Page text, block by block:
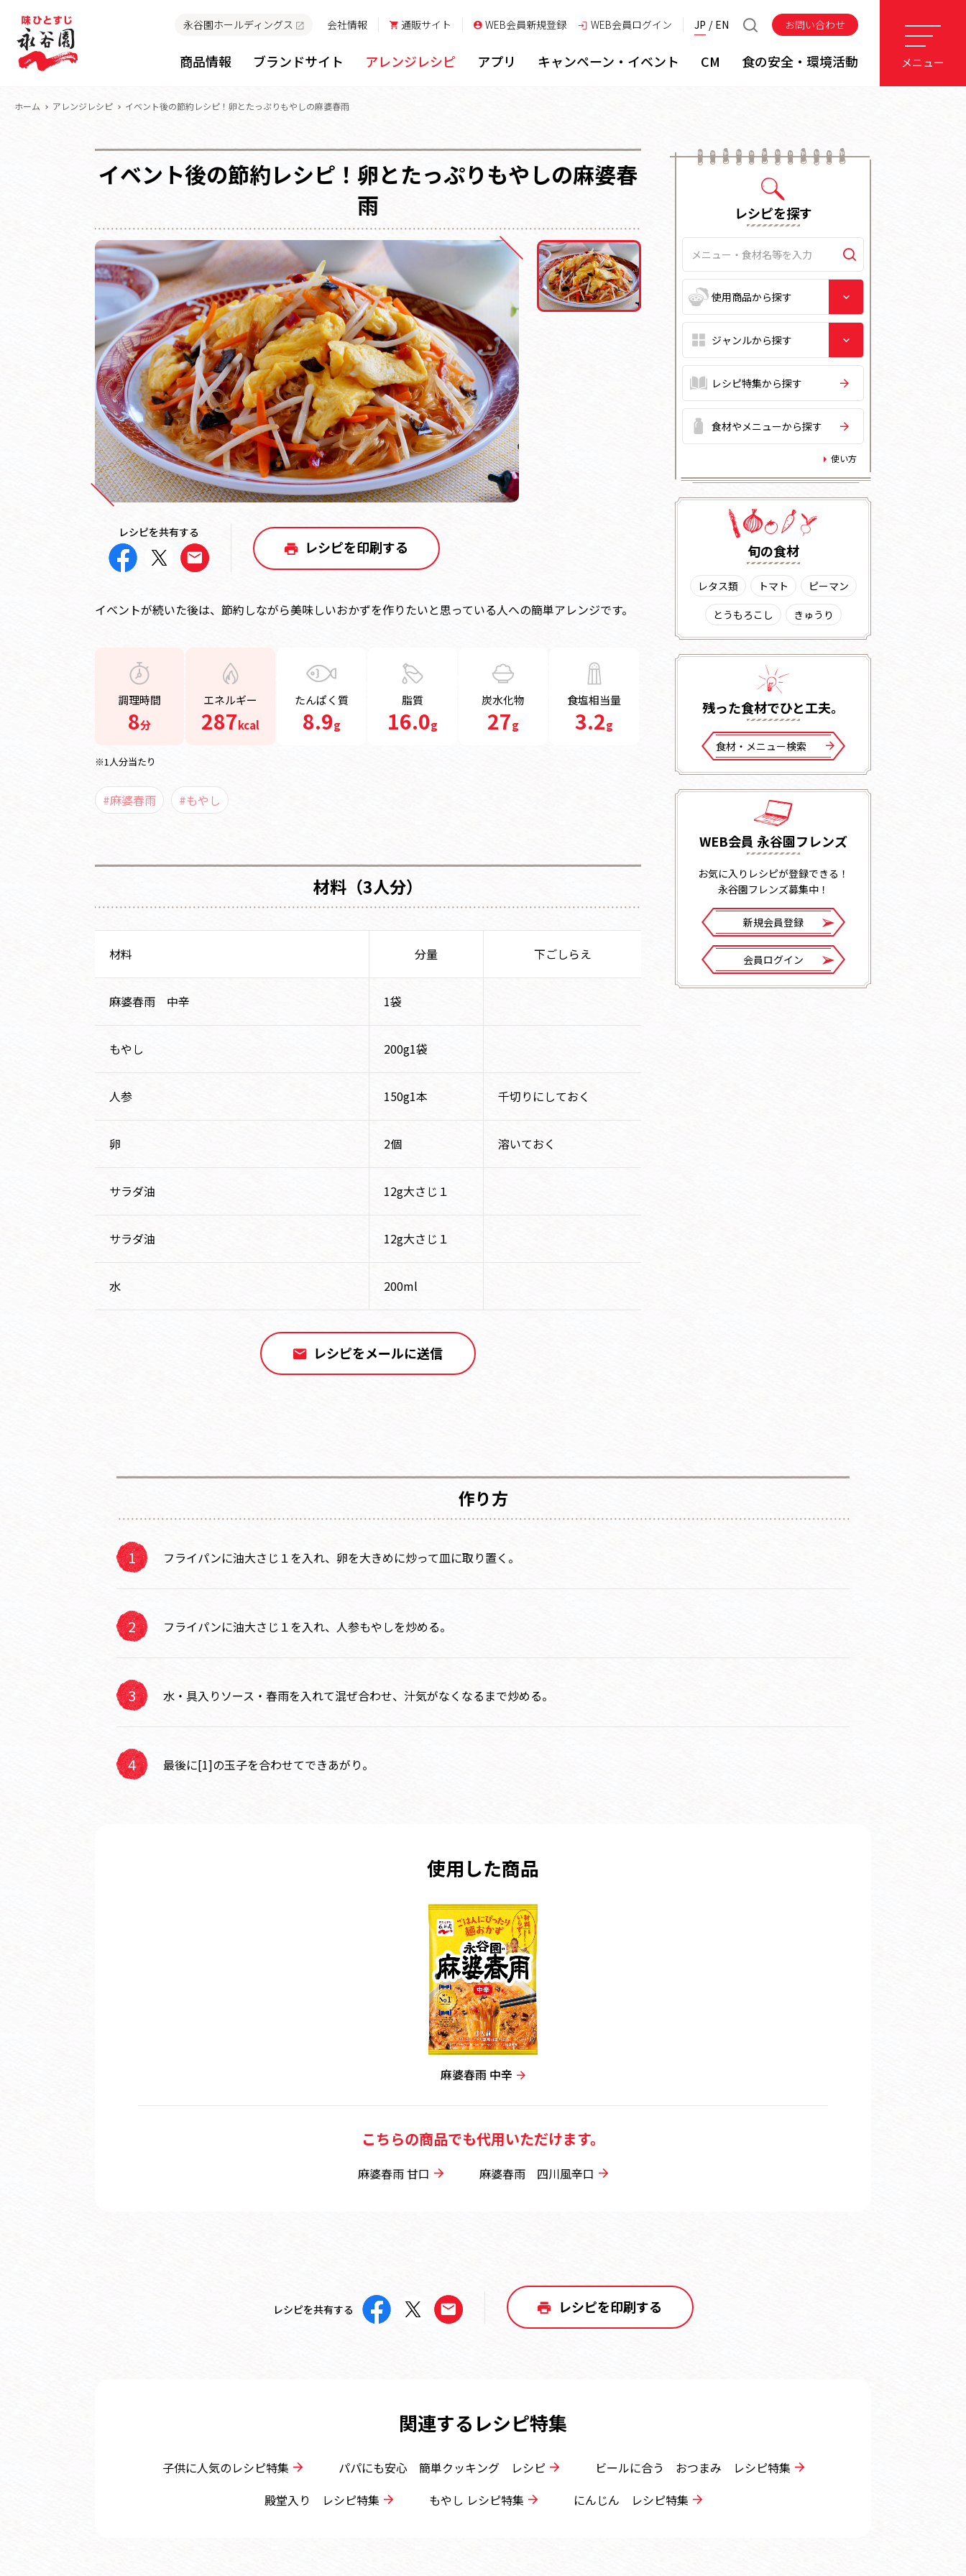
永谷園ホールディングス 会社情報 通販サイト WEB会員新規登録 WEB会員ログイン JP EN お問い合わせ
商品情報 ブランドサイト アレンジレシピ アプリ キャンペーン・イベント CM 食の安全・環境活動 メニュー
ホーム アレンジレシピ イベント後の節約レシピ！卵とたっぷりもやしの麻婆春雨
イベント後の節約レシピ！卵とたっぷりもやしの麻婆春
雨
レシピを共有する
レシピを印刷する
イベントが続いた後は、節約しながら美味しいおかずを作りたいと思っている人への簡単アレンジです。
調理時間
8分
エネルギー
287kcal
たんぱく質
8.9g
脂質
16.0g
炭水化物
27g
食塩相当量
3.2g
※1人分当たり
#麻婆春雨 #もやし
材料（3人分）
材料 分量 下ごしらえ
麻婆春雨 中辛 1袋
もやし 200g1袋
人参 150g1本 千切りにしておく
卵 2個 溶いておく
サラダ油 12g大さじ１
サラダ油 12g大さじ１
水 200ml
レシピをメールに送信
レシピを探す
レシピ特集から探す
食材やメニューから探す
使い方
旬の⾷材
レタス類 トマト
ピーマン
とうもろこし
きゅうり
残った⾷材でひと⼯夫。
⾷材・メニュー検索
WEB会員 永谷園フレンズ
お気に入りレシピが登録できる！
永谷園フレンズ募集中！
新規会員登録
会員ログイン
作り方
フライパンに油大さじ１を入れ、卵を大きめに炒って皿に取り置く。
フライパンに油大さじ１を入れ、人参もやしを炒める。
水・具入りソース・春雨を入れて混ぜ合わせ、汁気がなくなるまで炒める。
最後に[1]の玉子を合わせてできあがり。
使用した商品
麻婆春雨 中辛
こちらの商品でも代用いただけます。
麻婆春雨 甘口 麻婆春雨 四川風辛口
レシピを共有する レシピを印刷する
関連するレシピ特集
子供に人気のレシピ特集 パパにも安心 簡単クッキング レシピ
ビールに合う おつまみ レシピ特集
殿堂入り レシピ特集
もやし レシピ特集 にんじん レシピ特集